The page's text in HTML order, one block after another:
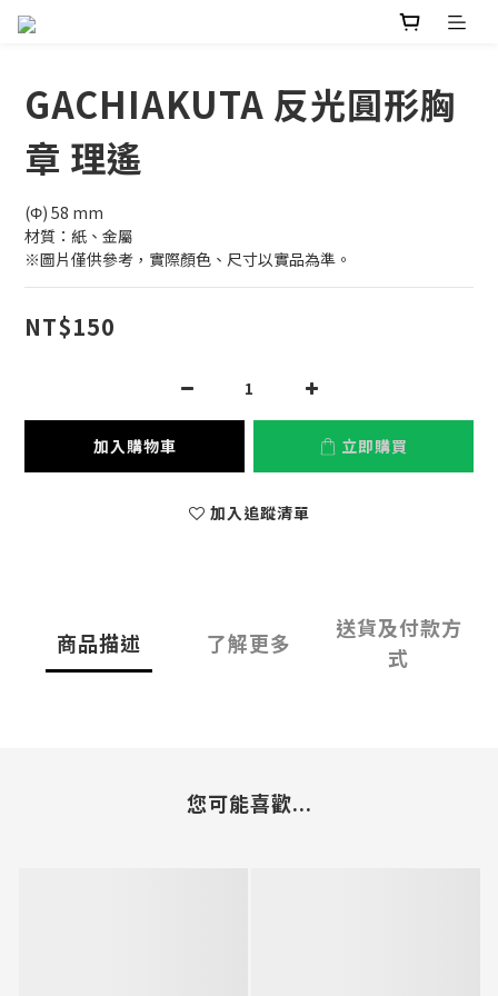
GACHIAKUTA 反光圓形胸
章 理遙
(Φ) 58 mm
材質：紙、金屬
※圖片僅供參考，實際顏色、尺寸以實品為準。
NT$150
加入購物車 立即購買
加入追蹤清單
商品描述 了解更多
送貨及付款方
式
您可能喜歡...